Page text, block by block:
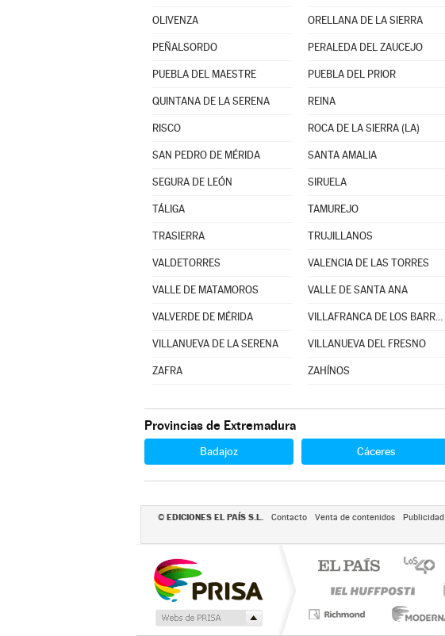
OLIVENZA ORELLANA DE LA SIERRA
PEÑALSORDO PERALEDA DEL ZAUCEJO
PUEBLA DEL MAESTRE PUEBLA DEL PRIOR
QUINTANA DE LA SERENA REINA
RISCO ROCA DE LA SIERRA (LA)
SAN PEDRO DE MÉRIDA SANTA AMALIA
SEGURA DE LEÓN SIRUELA
TÁLIGA TAMUREJO
TRASIERRA TRUJILLANOS
VALDETORRES VALENCIA DE LAS TORRES
VALLE DE MATAMOROS VALLE DE SANTA ANA
VALVERDE DE MÉRIDA VILLAFRANCA DE LOS BARROS
VILLANUEVA DE LA SERENA VILLANUEVA DEL FRESNO
ZAFRA ZAHÍNOS
Provincias de Extremadura
Badajoz Cáceres
© EDICIONES EL PAÍS S.L. Contacto Venta de contenidos Publicidad